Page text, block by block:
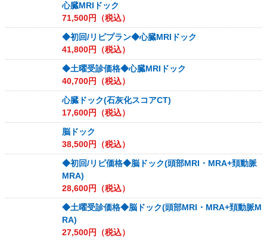
心臓MRIドック
71,500円（税込）
◆初回/リピプラン◆心臓MRIドック
41,800円（税込）
◆土曜受診価格◆心臓MRIドック
40,700円（税込）
心臓ドック(石灰化スコアCT)
17,600円（税込）
脳ドック
38,500円（税込）
◆初回/リピ価格◆脳ドック(頭部MRI・MRA+頚動脈
MRA)
28,600円（税込）
◆土曜受診価格◆脳ドック(頭部MRI・MRA+頚動脈M
RA)
27,500円（税込）